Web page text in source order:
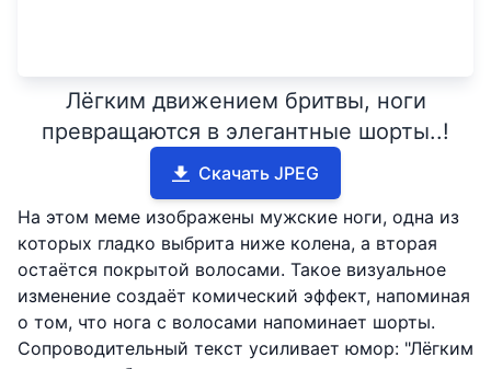
Лёгким движением бритвы, ноги
превращаются в элегантные шорты..!
Скачать JPEG
На этом меме изображены мужские ноги, одна из
которых гладко выбрита ниже колена, а вторая
остаётся покрытой волосами. Такое визуальное
изменение создаёт комический эффект, напоминая
о том, что нога с волосами напоминает шорты.
Сопроводительный текст усиливает юмор: "Лёгким